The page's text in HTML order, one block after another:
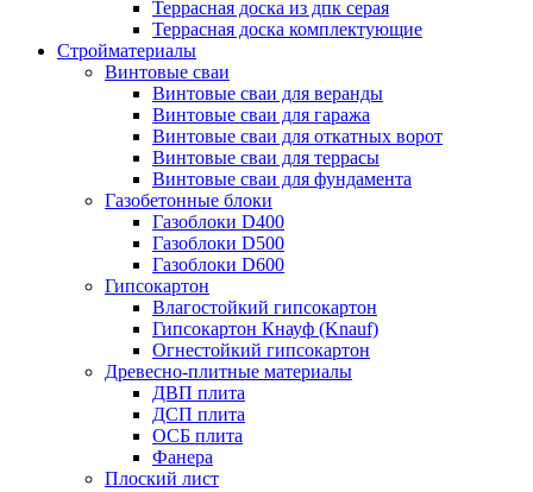
Террасная доска из дпк серая
Террасная доска комплектующие
Стройматериалы
Винтовые сваи
Винтовые сваи для веранды
Винтовые сваи для гаража
Винтовые сваи для откатных ворот
Винтовые сваи для террасы
Винтовые сваи для фундамента
Газобетонные блоки
Газоблоки D400
Газоблоки D500
Газоблоки D600
Гипсокартон
Влагостойкий гипсокартон
Гипсокартон Кнауф (Knauf)
Огнестойкий гипсокартон
Древесно-плитные материалы
ДВП плита
ДСП плита
ОСБ плита
Фанера
Плоский лист